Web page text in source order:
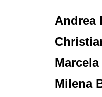
Andrea
Milena